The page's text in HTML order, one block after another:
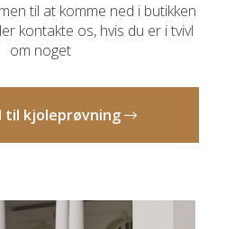
til at komme ned i butikken
kontakte os, hvis du er i tvivl
om noget
til kjoleprøvning